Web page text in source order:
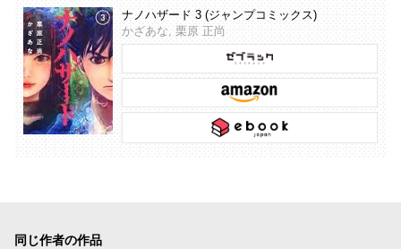
ナノハザード 3 (ジャンプコミックス)
かざあな, 栗原 正尚
同じ作者の作品